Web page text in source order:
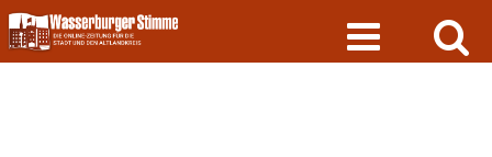
Skip
to
content